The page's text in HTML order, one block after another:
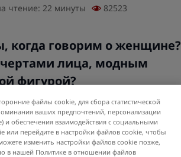
чтение: 22 минуты 82523
когда говорим о женщине?
лица, модным
фигурой?
файлы cookie, для сбора статистической
ваших предпочтений, персонализации
обеспечения взаимодействия с социальными
перейдите в настройки файлов cookie, чтобы
изменить настройки файлов cookie позже,
в нашей Политике в отношении файлов